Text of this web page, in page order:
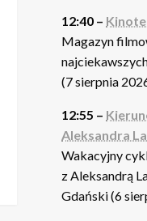
12:40 –
Magazyn
(7 sierpnia
12:55 –
Aleksandra
Wakacyjny
z Aleksandrą
Gdański (6